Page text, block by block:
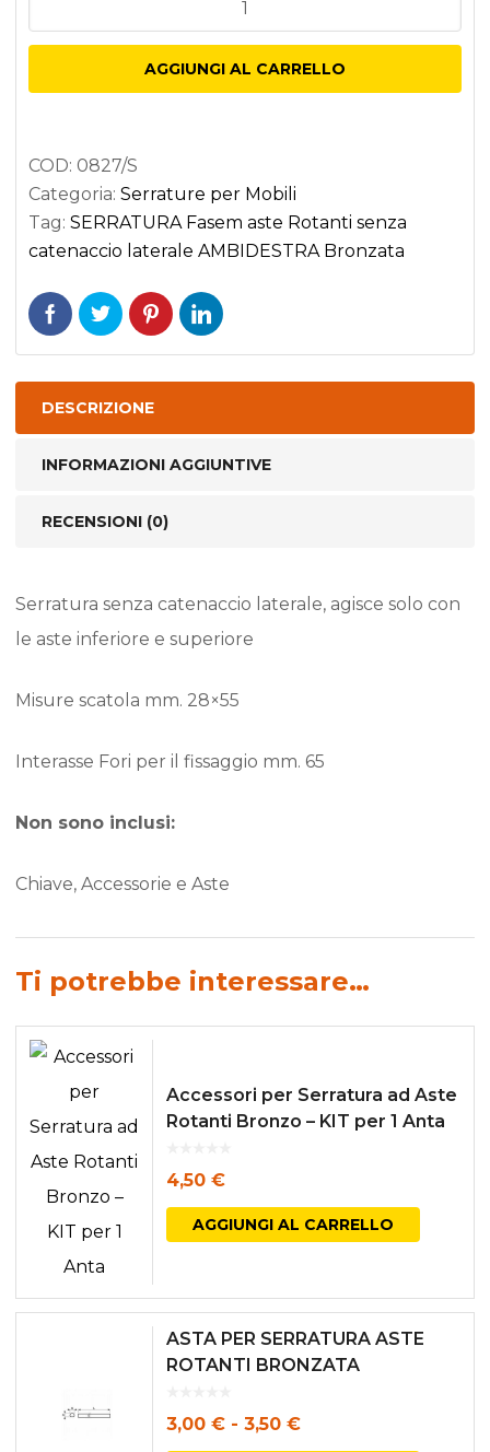
Fasem
Rotanti
AMBIDESTRA
Bronzata
AGGIUNGI AL CARRELLO
COD: 0827/S
Categoria: Serrature per Mobili
Tag: SERRATURA Fasem aste Rotanti senza
catenaccio laterale AMBIDESTRA Bronzata
DESCRIZIONE
INFORMAZIONI AGGIUNTIVE
RECENSIONI (0)
Serratura senza catenaccio laterale, agisce solo con
le aste inferiore e superiore
Misure scatola mm. 28×55
Interasse Fori per il fissaggio mm. 65
Non sono inclusi:
Chiave, Accessorie e Aste
Ti potrebbe interessare…
Accessori per Serratura ad Aste
Rotanti Bronzo – KIT per 1 Anta
4,50 €
AGGIUNGI AL CARRELLO
ASTA PER SERRATURA ASTE
ROTANTI BRONZATA
3,00 € - 3,50 €Fascia